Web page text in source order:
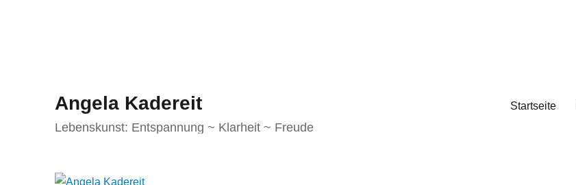
Angela Kadereit
Lebenskunst: Entspannung ~ Klarheit ~ Freude
Startseite